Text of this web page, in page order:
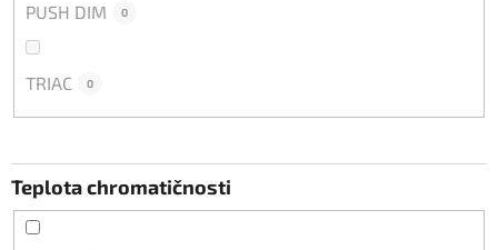
PUSH DIM 0
TRIAC 0
Teplota chromatičnosti